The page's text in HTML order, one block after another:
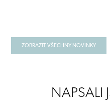
ZOBRAZIT VŠECHNY NOVINKY
NAPSALI